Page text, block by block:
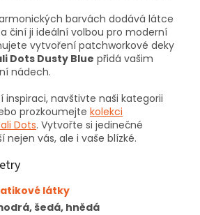
barvách dodává látce
činí ji ideální volbou pro moderní
vytvoření patchworkové deky
Dots Dusty Blue přidá vašim
nádech.
inspiraci, navštivte naši kategorii
prozkoumejte kolekci
Dots. Vytvořte si jedinečné
nejen vás, ale i vaše blízké.
látky
šedá, hnědá